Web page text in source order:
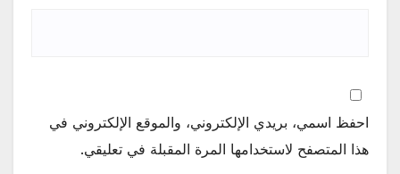
احفظ اسمي، بريدي الإلكتروني، والموقع الإلكتروني في
هذا المتصفح لاستخدامها المرة المقبلة في تعليقي.